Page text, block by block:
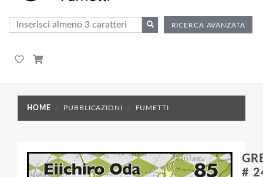
RICERCA AVANZATA
HOME PUBBLICAZIONI FUMETTI
#